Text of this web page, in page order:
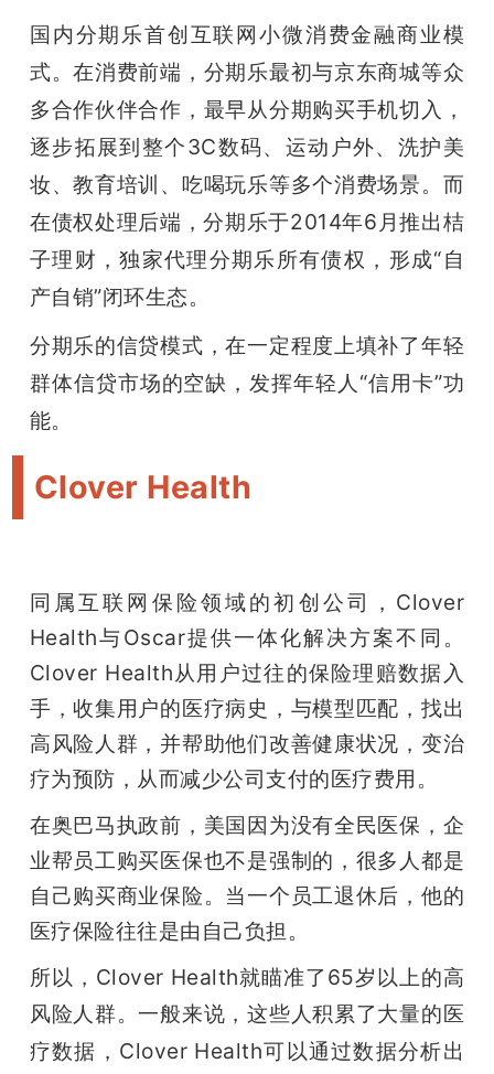
国内分期乐首创互联网小微消费金融商业模
式。在消费前端，分期乐最初与京东商城等众
多合作伙伴合作，最早从分期购买手机切入，
逐步拓展到整个3C数码、运动户外、洗护美
妆、教育培训、吃喝玩乐等多个消费场景。而
在债权处理后端，分期乐于2014年6月推出桔
子理财，独家代理分期乐所有债权，形成“自
产自销”闭环生态。
分期乐的信贷模式，在一定程度上填补了年轻
群体信贷市场的空缺，发挥年轻人“信用卡”功
能。
Clover Health
同属互联网保险领域的初创公司，Clover
Health与Oscar提供一体化解决方案不同。
Clover Health从用户过往的保险理赔数据入
手，收集用户的医疗病史，与模型匹配，找出
高风险人群，并帮助他们改善健康状况，变治
疗为预防，从而减少公司支付的医疗费用。
在奥巴马执政前，美国因为没有全民医保，企
业帮员工购买医保也不是强制的，很多人都是
自己购买商业保险。当一个员工退休后，他的
医疗保险往往是由自己负担。
所以，Clover Health就瞄准了65岁以上的高
风险人群。一般来说，这些人积累了大量的医
疗数据，Clover Health可以通过数据分析出